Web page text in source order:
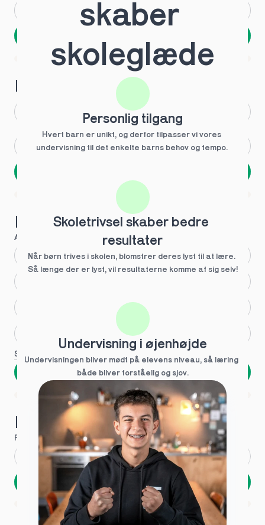
Andet Ved ikke
Spring over
1 ud af 9 for at finde den rette tutor
Hvilken årgang?
2.g Andet
Spring over
1 ud af 9 for at finde den rette tutor
Hvilke behov?
Anbefalet til dig
Fagligt boost
Se flere
Næste
Spring over
1 ud af 9 for at finde den rette tutor
Hvad hedder du?
Fornavn Efternavn*
Næste
Opbevares sikkert - oplysninger deles aldrig
1 ud af 9 for at finde den rette tutor
skaber
skoleglæde
Personlig tilgang
Hvert barn er unikt, og derfor tilpasser vi vores
undervisning til det enkelte barns behov og tempo.
Skoletrivsel skaber bedre
resultater
Når børn trives i skolen, blomstrer deres lyst til at lære.
Så længe der er lyst, vil resultaterne komme af sig selv!
Undervisning i øjenhøjde
Undervisningen bliver mødt på elevens niveau, så læring
både bliver forståelig og sjov.